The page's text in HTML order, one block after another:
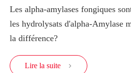
Les alpha-amylases fongiques
les hydrolysats d'alpha-Amylase
la différence?
Lire la suite 